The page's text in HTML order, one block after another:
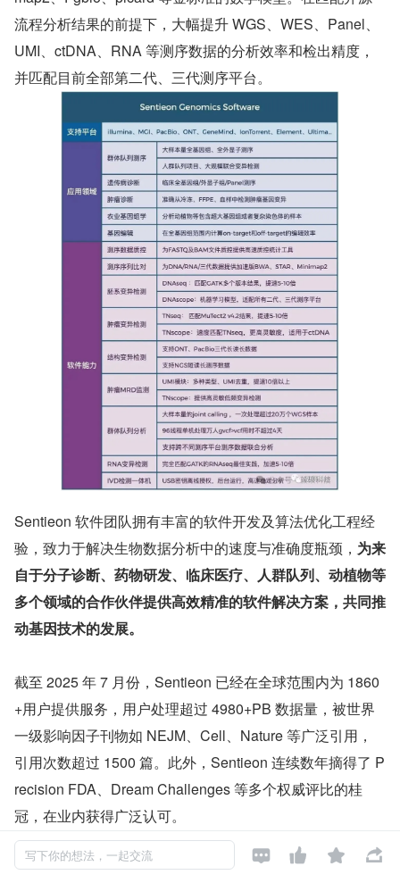
流程分析结果的前提下，大幅提升 WGS、WES、Panel、
UMI、ctDNA、RNA 等测序数据的分析效率和检出精度，
并匹配目前全部第二代、三代测序平台。
Sentieon 软件团队拥有丰富的软件开发及算法优化工程经
验，致力于解决生物数据分析中的速度与准确度瓶颈， 为来
自于分子诊断、药物研发、临床医疗、人群队列、动植物等
多个领域的合作伙伴提供高效精准的软件解决方案，共同推
动基因技术的发展。
截至 2025 年 7 月份，Sentieon 已经在全球范围内为 1860
+用户提供服务，用户处理超过 4980+PB 数据量，被世界
一级影响因子刊物如 NEJM、Cell、Nature 等广泛引用，
引用次数超过 1500 篇。此外，Sentieon 连续数年摘得了 P
recision FDA、Dream Challenges 等多个权威评比的桂
冠，在业内获得广泛认可。
写下你的想法，一起交流    